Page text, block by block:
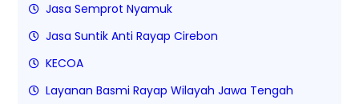
Jasa Semprot Nyamuk
Jasa Suntik Anti Rayap Cirebon
KECOA
Layanan Basmi Rayap Wilayah Jawa Tengah